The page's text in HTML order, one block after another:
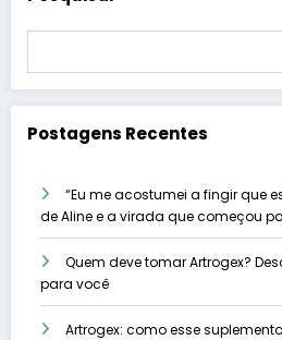
Postagens Recentes
“Eu me acostumei a fingir que
de Aline e a virada que começou
Quem deve tomar Artrogex?
para você
Artrogex: como esse